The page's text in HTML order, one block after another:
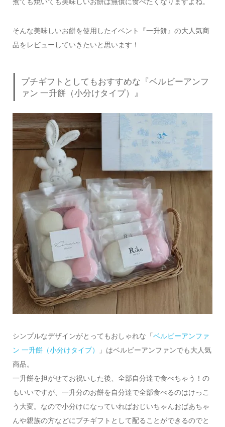
そんな美味しいお餅を使用したイベント『一升餅』の大人気商
品をレビューしていきたいと思います！
プチギフトとしてもおすすめな『ベルビーアンフ
ァン 一升餅（小分けタイプ）』
シンプルなデザインがとってもおしゃれな「ベルビーアンファ
ン 一升餅（小分けタイプ）
」はベルビーアンファンでも大人気
商品。
一升餅を担がせてお祝いした後、全部自分達で食べちゃう！の
もいいですが、一升分のお餅を自分達で全部食べるのはけっこ
う大変。なので小分けになっていればおじいちゃんおばあちゃ
んや親族の方などにプチギフトとして配ることができるのでと